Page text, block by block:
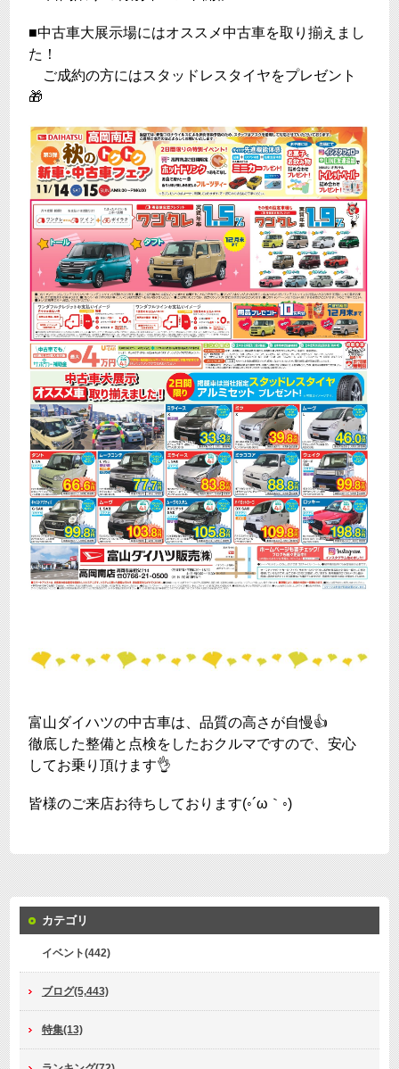
■中古車大展示場にはオススメ中古車を取り揃えまし
た！
ご成約の方にはスタッドレスタイヤをプレゼント
🎁
富山ダイハツの中古車は、品質の高さが自慢👍
徹底した整備と点検をしたおクルマですので、安心
してお乗り頂けます👌
皆様のご来店お待ちしております(◦´ω｀◦)
カテゴリ
イベント(442)
ブログ(5,443)
特集(13)